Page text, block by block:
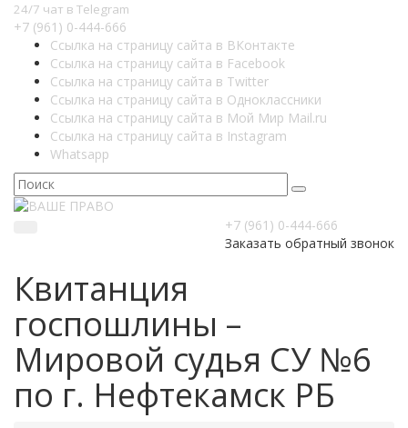
24/7 чат в Telegram
+7 (961) 0-444-666
Ссылка на страницу сайта в ВКонтакте
Ссылка на страницу сайта в Facebook
Ссылка на страницу сайта в Twitter
Ссылка на страницу сайта в Одноклассники
Ссылка на страницу сайта в Мой Мир Mail.ru
Ссылка на страницу сайта в Instagram
Whatsapp
+7 (961) 0-444-666
Заказать обратный звонок
Квитанция
госпошлины –
Мировой судья СУ №6
по г. Нефтекамск РБ